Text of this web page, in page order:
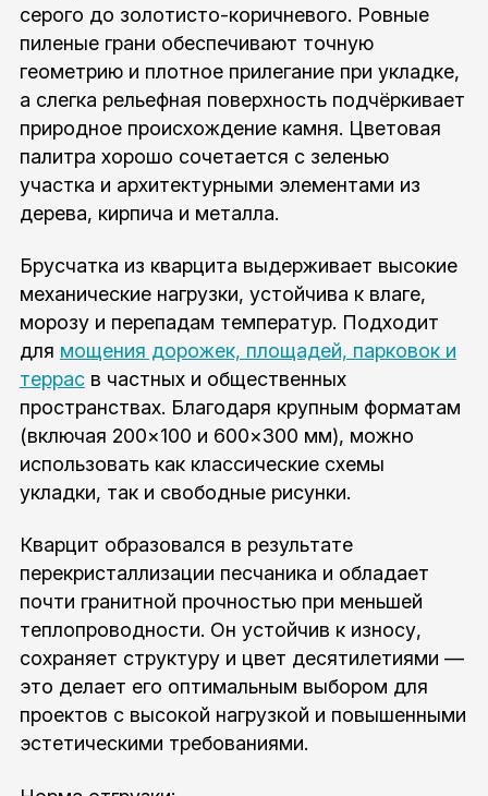
серого до золотисто-коричневого. Ровные
пиленые грани обеспечивают точную
геометрию и плотное прилегание при укладке,
а слегка рельефная поверхность подчёркивает
природное происхождение камня. Цветовая
палитра хорошо сочетается с зеленью
участка и архитектурными элементами из
дерева, кирпича и металла.
Брусчатка из кварцита выдерживает высокие
механические нагрузки, устойчива к влаге,
морозу и перепадам температур. Подходит
для мощения дорожек, площадей, парковок и
террасв частных и общественных
пространствах. Благодаря крупным форматам
(включая 200×100 и 600×300 мм), можно
использовать как классические схемы
укладки, так и свободные рисунки.
Кварцит образовался в результате
перекристаллизации песчаника и обладает
почти гранитной прочностью при меньшей
теплопроводности. Он устойчив к износу,
сохраняет структуру и цвет десятилетиями —
это делает его оптимальным выбором для
проектов с высокой нагрузкой и повышенными
эстетическими требованиями.